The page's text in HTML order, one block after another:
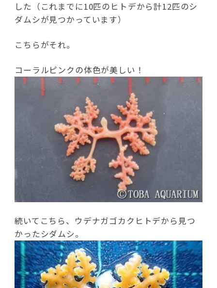
した（これまでに10匹のヒトデから計12匹のシ
ダムシが見つかっています）
こちらがそれ。
コーラルピンクの体色が美しい！
続いてこちら、ウデナガゴカクヒトデから見つ
かったシダムシ。